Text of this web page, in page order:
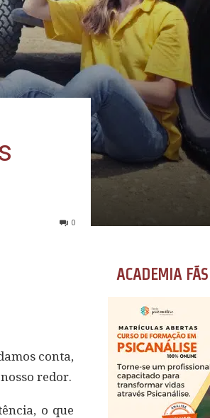
0
conta,
redor.
o que
ACADEMIA